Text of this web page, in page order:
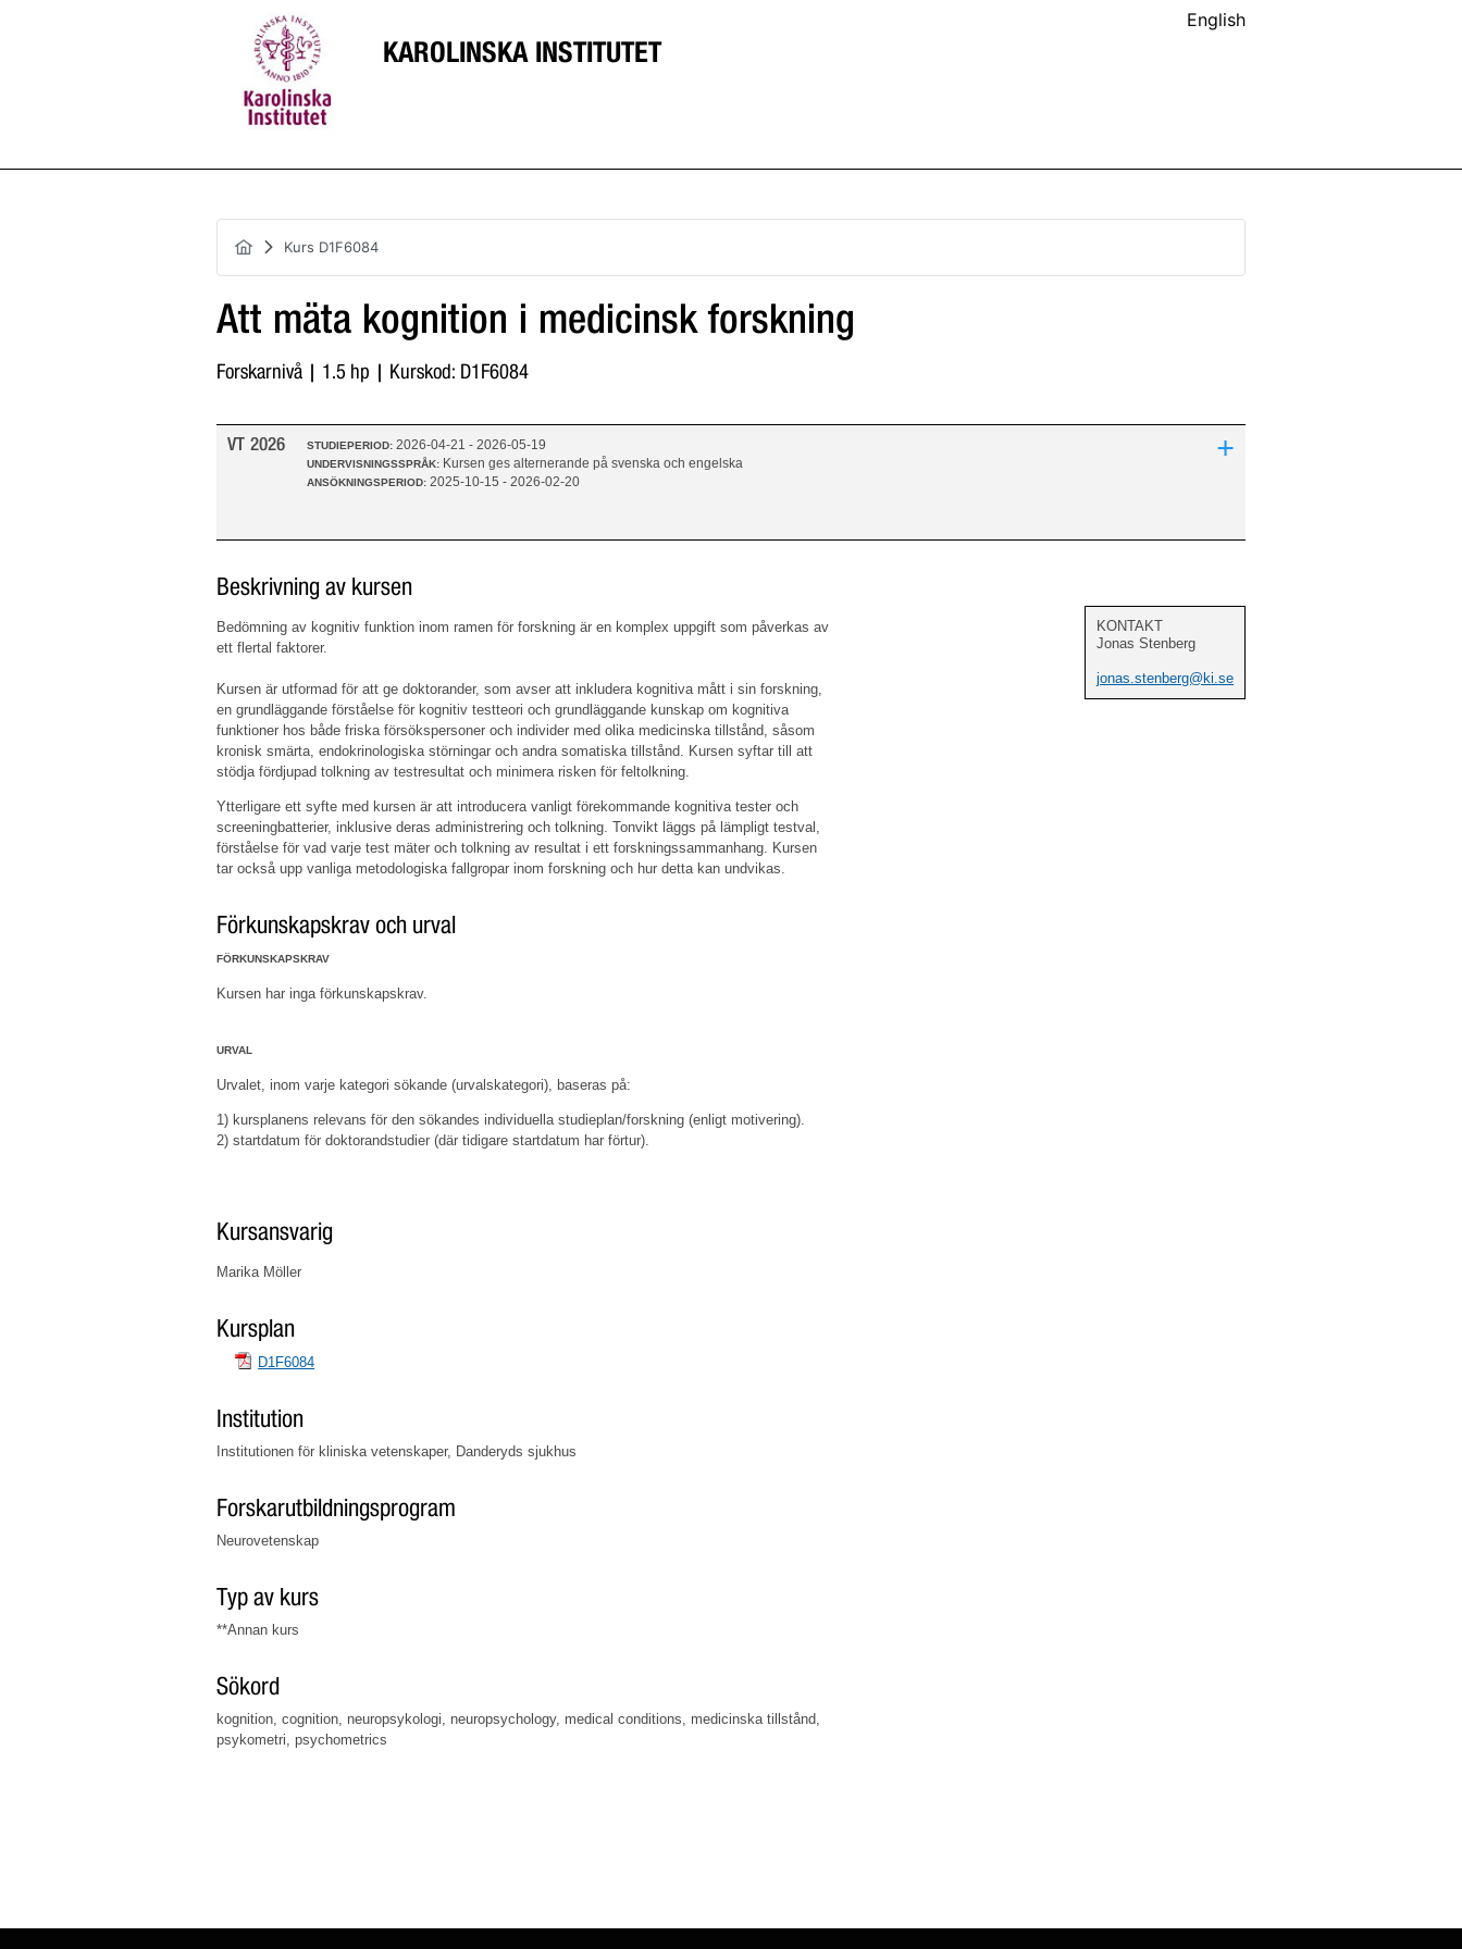
KAROLINSKA INSTITUTET
English
Kurs D1F6084
Att mäta kognition i medicinsk forskning
Forskarnivå | 1.5 hp | Kurskod: D1F6084
VT 2026 STUDIEPERIOD:2026-04-21 - 2026-05-19
UNDERVISNINGSSPRÅK: Kursen ges alternerande på svenska och engelska
ANSÖKNINGSPERIOD:2025-10-15 - 2026-02-20
+
Beskrivning av kursen
Bedömning av kognitiv funktion inom ramen för forskning är en komplex uppgift som påverkas av
ett flertal faktorer.
Kursen är utformad för att ge doktorander, som avser att inkludera kognitiva mått i sin forskning,
en grundläggande förståelse för kognitiv testteori och grundläggande kunskap om kognitiva
funktioner hos både friska försökspersoner och individer med olika medicinska tillstånd, såsom
kronisk smärta, endokrinologiska störningar och andra somatiska tillstånd. Kursen syftar till att
stödja fördjupad tolkning av testresultat och minimera risken för feltolkning.
Ytterligare ett syfte med kursen är att introducera vanligt förekommande kognitiva tester och
screeningbatterier, inklusive deras administrering och tolkning. Tonvikt läggs på lämpligt testval,
förståelse för vad varje test mäter och tolkning av resultat i ett forskningssammanhang. Kursen
tar också upp vanliga metodologiska fallgropar inom forskning och hur detta kan undvikas.
Förkunskapskrav och urval
FÖRKUNSKAPSKRAV
Kursen har inga förkunskapskrav.
URVAL
Urvalet, inom varje kategori sökande (urvalskategori), baseras på:
1) kursplanens relevans för den sökandes individuella studieplan/forskning (enligt motivering).
2) startdatum för doktorandstudier (där tidigare startdatum har förtur).
Kursansvarig
Marika Möller
Kursplan
D1F6084
Institution
Institutionen för kliniska vetenskaper, Danderyds sjukhus
Forskarutbildningsprogram
Neurovetenskap
Typ av kurs
**Annan kurs
Sökord
kognition, cognition, neuropsykologi, neuropsychology, medical conditions, medicinska tillstånd,
psykometri, psychometrics
KONTAKT
Jonas Stenberg
jonas.stenberg@ki.se